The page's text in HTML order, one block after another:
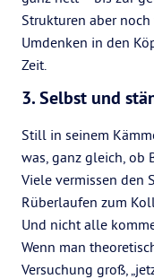
Strukturen aber
Umdenken in den
Zeit.
3. Selbst und
Still in seinem
was, ganz gleich, ob
Viele vermissen den
Rüberlaufen zum
Und nicht alle
Wenn man
Versuchung groß,